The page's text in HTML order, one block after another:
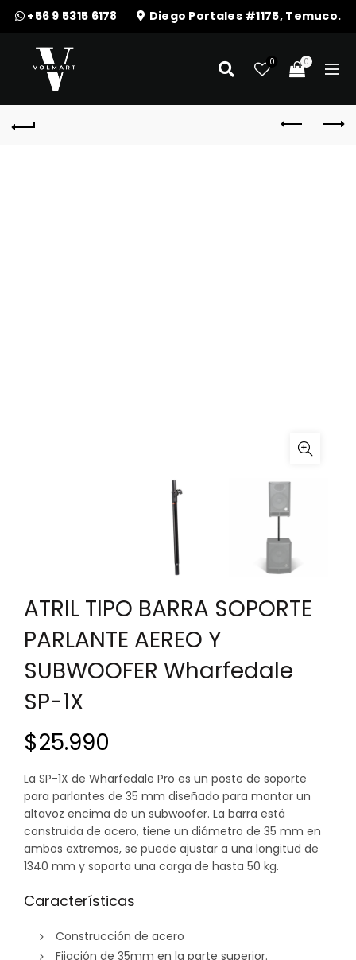
+56 9 5315 6178 Diego Portales #1175, Temuco.
0 0
ATRIL TIPO BARRA SOPORTE
PARLANTE AEREO Y
SUBWOOFER Wharfedale
SP-1X
$25.990
La SP-1X de Wharfedale Pro es un poste de soporte
para parlantes de 35 mm diseñado para montar un
altavoz encima de un subwoofer. La barra está
construida de acero, tiene un diámetro de 35 mm en
ambos extremos, se puede ajustar a una longitud de
1340 mm y soporta una carga de hasta 50 kg.
Características
Construcción de acero
Fijación de 35mm en la parte superior.